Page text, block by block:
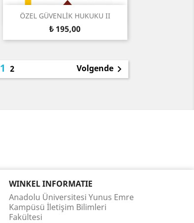
ÖZEL GÜVENLİK HUKUKU II
Prijs
₺ 195,00
Snel bekijken
12 Volgende
WINKEL INFORMATIE
Anadolu Üniversitesi Yunus Emre
Kampüsü İletişim Bilimleri
Fakültesi